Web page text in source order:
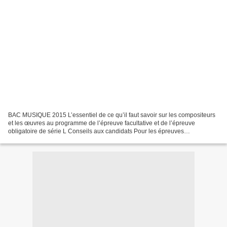
BAC MUSIQUE 2015 L’essentiel de ce qu’il faut savoir sur les compositeurs
et les œuvres au programme de l’épreuve facultative et de l’épreuve
obligatoire de série L Conseils aux candidats Pour les épreuves